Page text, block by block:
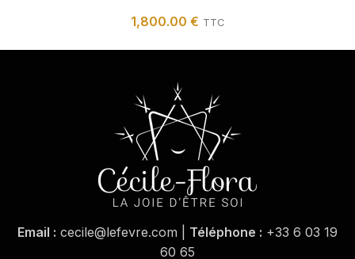
1,800.00 € TTC
Email : cecile@lefevre.com | Téléphone : +33 6 03 19
60 65